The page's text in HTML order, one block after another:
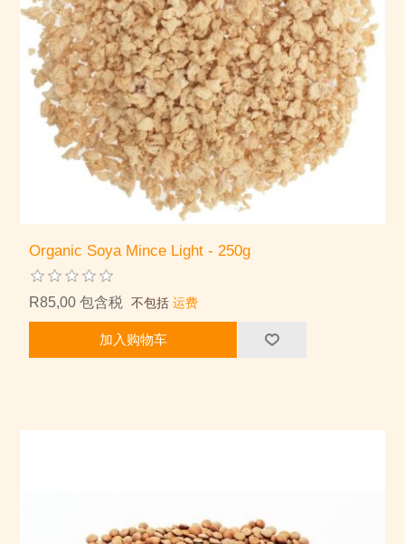
Organic Soya Mince Light - 250g
R85,00 包含税 不包括运费
加入购物车